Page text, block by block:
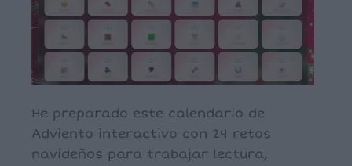
He preparado este calendario de
Adviento interactivo con 24 retos
navideños para trabajar lectura,